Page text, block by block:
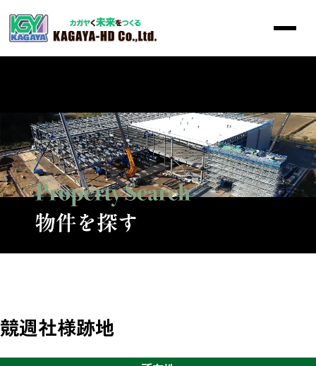
トップ
施工実績
事業概要
会社概要
採用情報
お問い合わせ
競週社様跡地